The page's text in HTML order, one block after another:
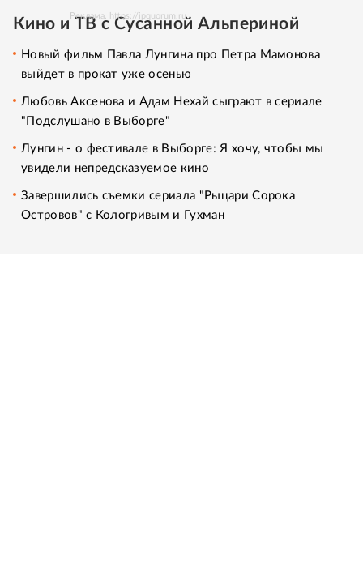
Реклама. https://ipquorum.ru
Кино и ТВ с Сусанной Альпериной
Новый фильм Павла Лунгина про Петра Мамонова
выйдет в прокат уже осенью
Любовь Аксенова и Адам Нехай сыграют в сериале
"Подслушано в Выборге"
Лунгин - о фестивале в Выборге: Я хочу, чтобы мы
увидели непредсказуемое кино
Завершились съемки сериала "Рыцари Сорока
Островов" с Кологривым и Гухман